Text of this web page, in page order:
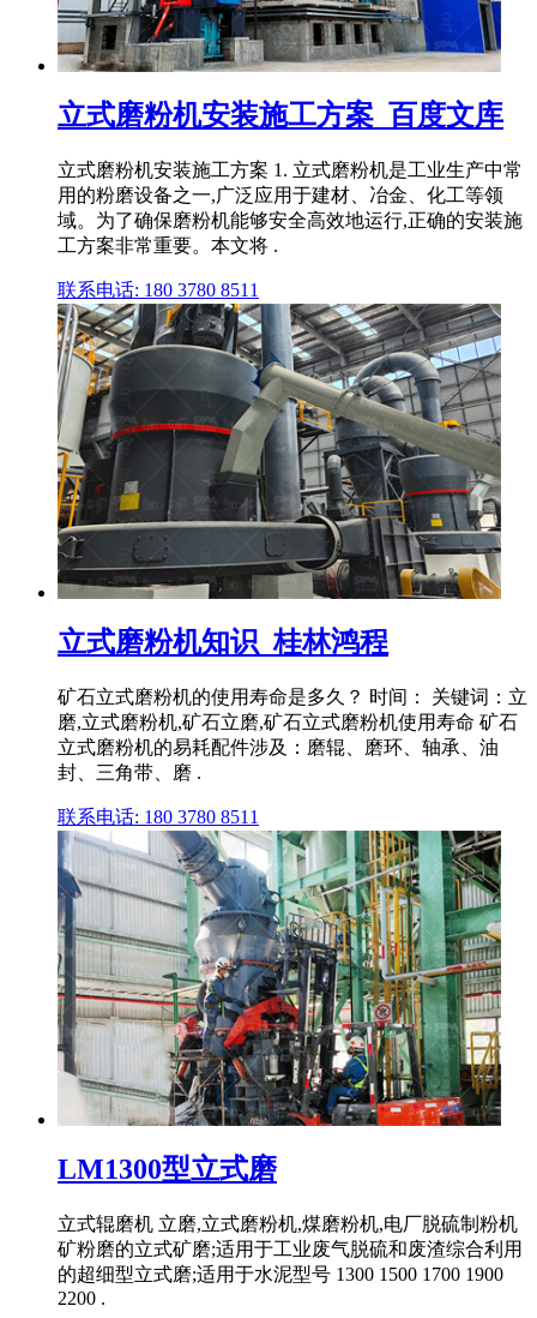
立式磨粉机安装施工方案_百度文库
立式磨粉机安装施工方案 1. 立式磨粉机是工业生产中常
用的粉磨设备之一,广泛应用于建材、冶金、化工等领
域。为了确保磨粉机能够安全高效地运行,正确的安装施
工方案非常重要。本文将 .
联系电话: 180 3780 8511
立式磨粉机知识_桂林鸿程
矿石立式磨粉机的使用寿命是多久？ 时间： 关键词：立
磨,立式磨粉机,矿石立磨,矿石立式磨粉机使用寿命 矿石
立式磨粉机的易耗配件涉及：磨辊、磨环、轴承、油
封、三角带、磨 .
联系电话: 180 3780 8511
LM1300型立式磨
立式辊磨机 立磨,立式磨粉机,煤磨粉机,电厂脱硫制粉机
矿粉磨的立式矿磨;适用于工业废气脱硫和废渣综合利用
的超细型立式磨;适用于水泥型号 1300 1500 1700 1900
2200 .